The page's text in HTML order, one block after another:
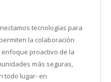
tecnologías para
la colaboración
proactivo de la
más seguras,
todo lugar- en